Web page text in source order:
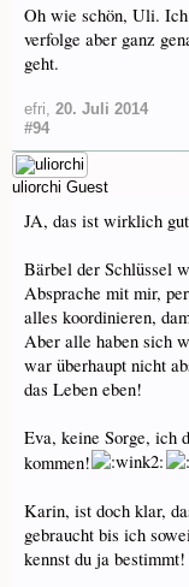
Oh wie schön, Uli.
verfolge aber ganz
geht.
efri, 20. Juli 2014
#94
uliorchi Guest
JA, das ist wirklich
Bärbel der Schlüssel
Absprache mit mir,
alles koordinieren,
Aber alle haben sich
war überhaupt nicht
das Leben eben!
Eva, keine Sorge, ich
kommen!
Karin, ist doch klar,
gebraucht bis ich
kennst du ja bestimmt!